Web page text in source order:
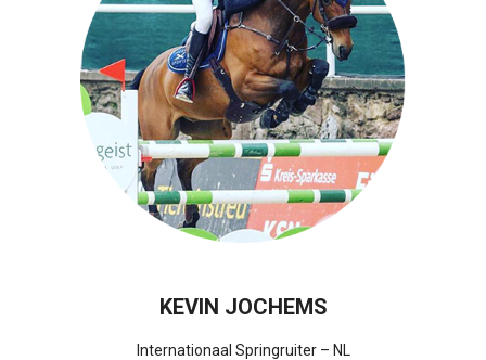
KEVIN JOCHEMS
Internationaal Springruiter – NL